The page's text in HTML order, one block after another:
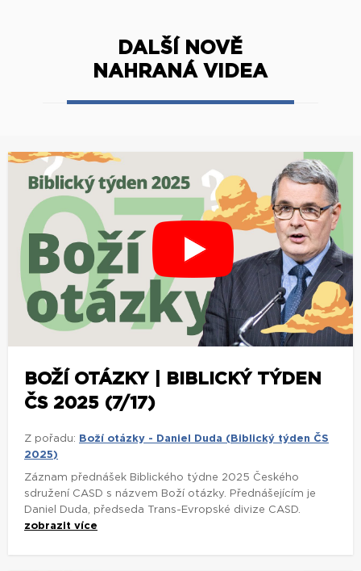
DALŠÍ NOVĚ
NAHRANÁ VIDEA
BOŽÍ OTÁZKY | BIBLICKÝ TÝDEN
ČS 2025 (7/17)
Z pořadu:
Boží otázky - Daniel Duda (Biblický týden ČS
2025)
Záznam přednášek Biblického týdne 2025 Českého
sdružení CASD s názvem Boží otázky. Přednášejícím je
Daniel Duda, předseda Trans-Evropské divize CASD.
zobrazit více